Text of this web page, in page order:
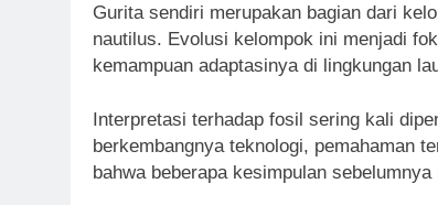
Gurita sendiri merupakan bagian dari
nautilus. Evolusi kelompok ini menjadi
kemampuan adaptasinya di lingkungan
Interpretasi terhadap fosil sering kali
berkembangnya teknologi, pemahaman
bahwa beberapa kesimpulan